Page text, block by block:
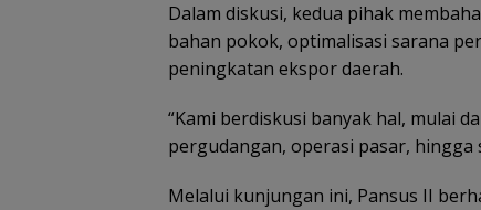
‎Dalam diskusi, kedua pihak
bahan pokok, optimalisasi sarana
peningkatan ekspor daerah.
‎“Kami berdiskusi banyak hal, mulai
pergudangan, operasi pasar, hingga
‎Melalui kunjungan ini, Pansus II